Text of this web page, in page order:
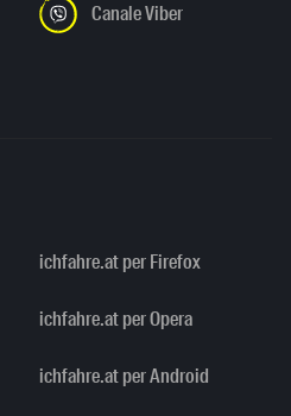
Canale Viber
ichfahre.at per Firefox
ichfahre.at per Opera
ichfahre.at per Android